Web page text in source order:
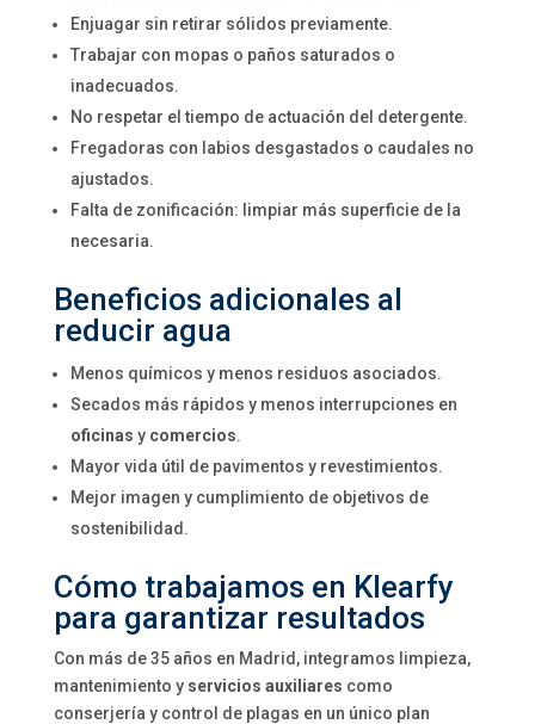
Enjuagar sin retirar sólidos previamente.
Trabajar con mopas o paños saturados o
inadecuados.
No respetar el tiempo de actuación del detergente.
Fregadoras con labios desgastados o caudales no
ajustados.
Falta de zonificación: limpiar más superficie de la
necesaria.
Beneficios adicionales al
reducir agua
Menos químicos y menos residuos asociados.
Secados más rápidos y menos interrupciones en
oficinas y comercios.
Mayor vida útil de pavimentos y revestimientos.
Mejor imagen y cumplimiento de objetivos de
sostenibilidad.
Cómo trabajamos en Klearfy
para garantizar resultados
Con más de 35 años en Madrid, integramos limpieza,
mantenimiento y servicios auxiliares como
conserjería y control de plagas en un único plan